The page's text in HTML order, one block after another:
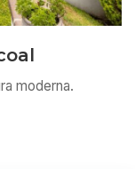
moderna.